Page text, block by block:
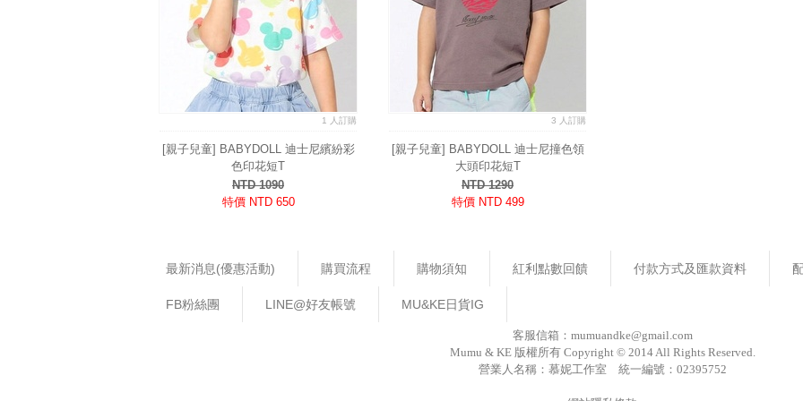
1 人訂購
[親子兒童] BABYDOLL 迪士尼繽紛彩
色印花短T
NTD 1090
特價 NTD 650
3 人訂購
[親子兒童] BABYDOLL 迪士尼撞色領
大頭印花短T
NTD 1290
特價 NTD 499
最新消息(優惠活動) 購買流程 購物須知 紅利點數回饋 付款方式及匯款資料
FB粉絲團 LINE@好友帳號 MU&KE日貨IG
客服信箱：mumuandke@gmail.com
Mumu & KE 版權所有 Copyright © 2014 All Rights Reserved.
營業人名稱：慕妮工作室 統一編號：02395752